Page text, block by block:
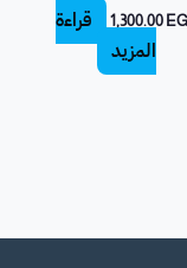
1,300.00
قراءة
المزيد